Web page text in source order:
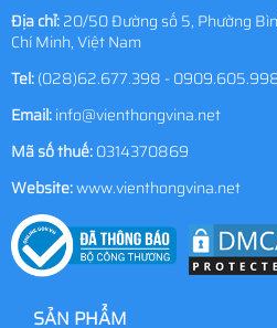
Địa chỉ:20/50 Đường số 5, Phường
Chí Minh, Việt Nam
Tel:(028)62.677.398 -
Email:info@vienthongvina.net
Mã số thuế:0314370869
Website:www.vienthongvina.net
SẢN PHẨM